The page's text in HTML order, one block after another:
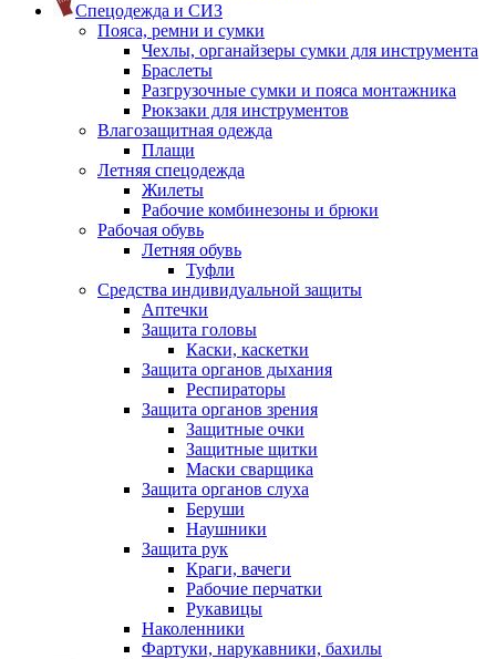
Спецодежда и СИЗ
Пояса, ремни и сумки
Чехлы, органайзеры сумки для инструмента
Браслеты
Разгрузочные сумки и пояса монтажника
Рюкзаки для инструментов
Влагозащитная одежда
Плащи
Летняя спецодежда
Жилеты
Рабочие комбинезоны и брюки
Рабочая обувь
Летняя обувь
Туфли
Средства индивидуальной защиты
Аптечки
Защита головы
Каски, каскетки
Защита органов дыхания
Респираторы
Защита органов зрения
Защитные очки
Защитные щитки
Маски сварщика
Защита органов слуха
Беруши
Наушники
Защита рук
Краги, вачеги
Рабочие перчатки
Рукавицы
Наколенники
Фартуки, нарукавники, бахилы